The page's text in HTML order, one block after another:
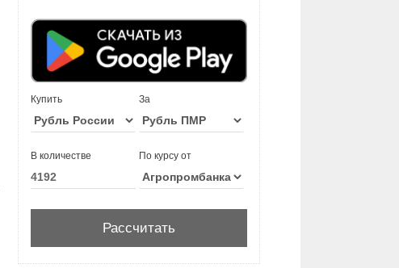
Купить За
В количестве По курсу от